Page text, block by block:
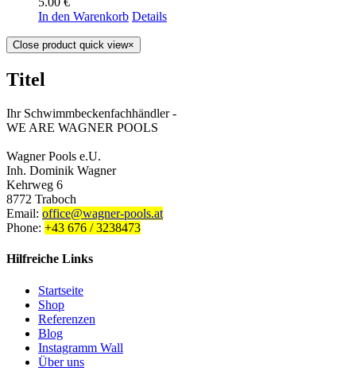
In den Warenkorb Details
Close product quick view×
Titel
Ihr Schwimmbeckenfachhändler -
WE ARE WAGNER POOLS
Wagner Pools e.U.
Inh. Dominik Wagner
Kehrweg 6
8772 Traboch
Email: office@wagner-pools.at
Phone: +43 676 / 3238473
Hilfreiche Links
Startseite
Shop
Referenzen
Blog
Instagramm Wall
Über uns